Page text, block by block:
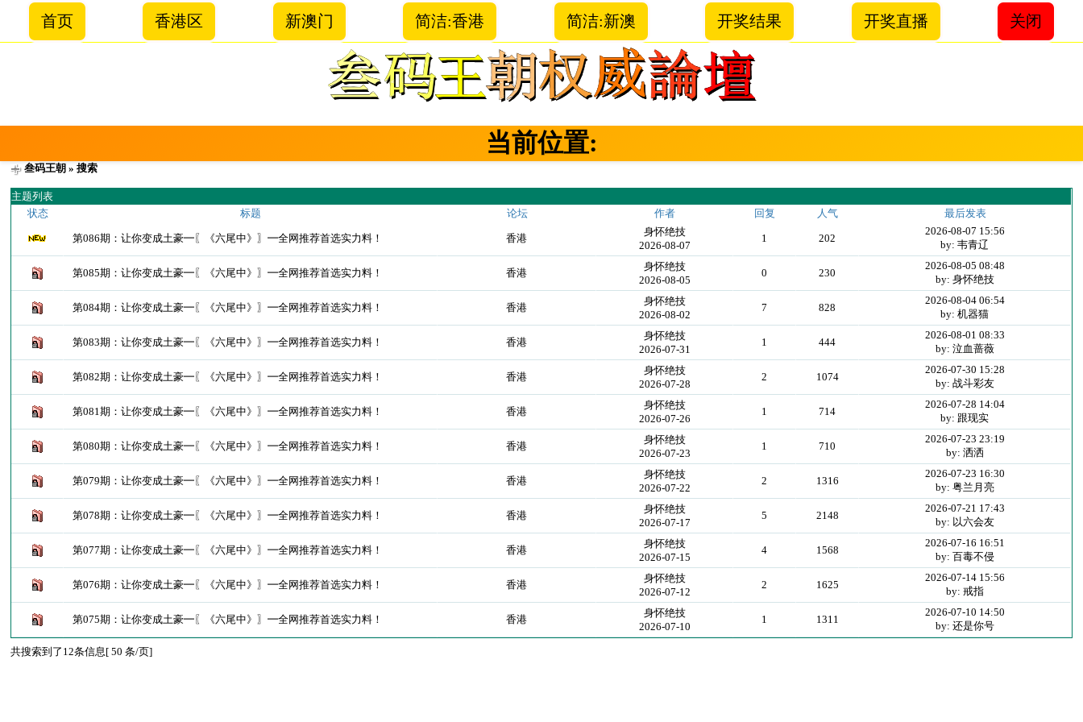
首页 香港区 新澳门 简洁:香港 简洁:新澳 开奖结果 开奖直播 关闭
当前位置:
叁码王朝 » 搜索
主题列表
状态
标题 论坛 作者 回复 人气 最后发表
第086期：让你变成土豪━〖《六尾中》〗━全网推荐首选实力料！ 香港
身怀绝技
2026-08-07
1 202
2026-08-07 15:56
by: 韦青辽
第085期：让你变成土豪━〖《六尾中》〗━全网推荐首选实力料！ 香港
身怀绝技
2026-08-05
0 230
2026-08-05 08:48
by: 身怀绝技
第084期：让你变成土豪━〖《六尾中》〗━全网推荐首选实力料！ 香港
身怀绝技
2026-08-02
7 828
2026-08-04 06:54
by: 机器猫
第083期：让你变成土豪━〖《六尾中》〗━全网推荐首选实力料！ 香港
身怀绝技
2026-07-31
1 444
2026-08-01 08:33
by: 泣血蔷薇
第082期：让你变成土豪━〖《六尾中》〗━全网推荐首选实力料！ 香港
身怀绝技
2026-07-28
2 1074
2026-07-30 15:28
by: 战斗彩友
第081期：让你变成土豪━〖《六尾中》〗━全网推荐首选实力料！ 香港
身怀绝技
2026-07-26
1 714
2026-07-28 14:04
by: 跟现实
第080期：让你变成土豪━〖《六尾中》〗━全网推荐首选实力料！ 香港
身怀绝技
2026-07-23
1 710
2026-07-23 23:19
by: 洒洒
第079期：让你变成土豪━〖《六尾中》〗━全网推荐首选实力料！ 香港
身怀绝技
2026-07-22
2 1316
2026-07-23 16:30
by: 粤兰月亮
第078期：让你变成土豪━〖《六尾中》〗━全网推荐首选实力料！ 香港
身怀绝技
2026-07-17
5 2148
2026-07-21 17:43
by: 以六会友
第077期：让你变成土豪━〖《六尾中》〗━全网推荐首选实力料！ 香港
身怀绝技
2026-07-15
4 1568
2026-07-16 16:51
by: 百毒不侵
第076期：让你变成土豪━〖《六尾中》〗━全网推荐首选实力料！ 香港
身怀绝技
2026-07-12
2 1625
2026-07-14 15:56
by: 戒指
第075期：让你变成土豪━〖《六尾中》〗━全网推荐首选实力料！ 香港
身怀绝技
2026-07-10
1 1311
2026-07-10 14:50
by: 还是你号
共搜索到了12条信息[ 50 条/页]